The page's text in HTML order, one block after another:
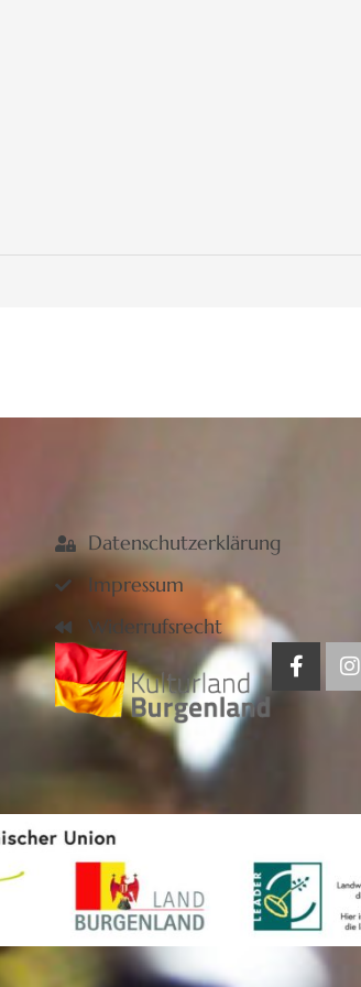
Datenschutzerklärung
Impressum
Widerrufsrecht